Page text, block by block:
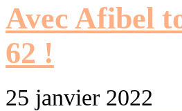
Avec Afibel
62 !
25 janvier 2022